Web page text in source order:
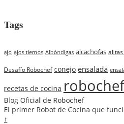
Tags
ajo ajos tiernos Albóndigas alcachofas
Desafío Robochef conejo ensalada
recetas de cocina robochef
Blog Oficial de Robochef
El primer Robot de Cocina que
↑